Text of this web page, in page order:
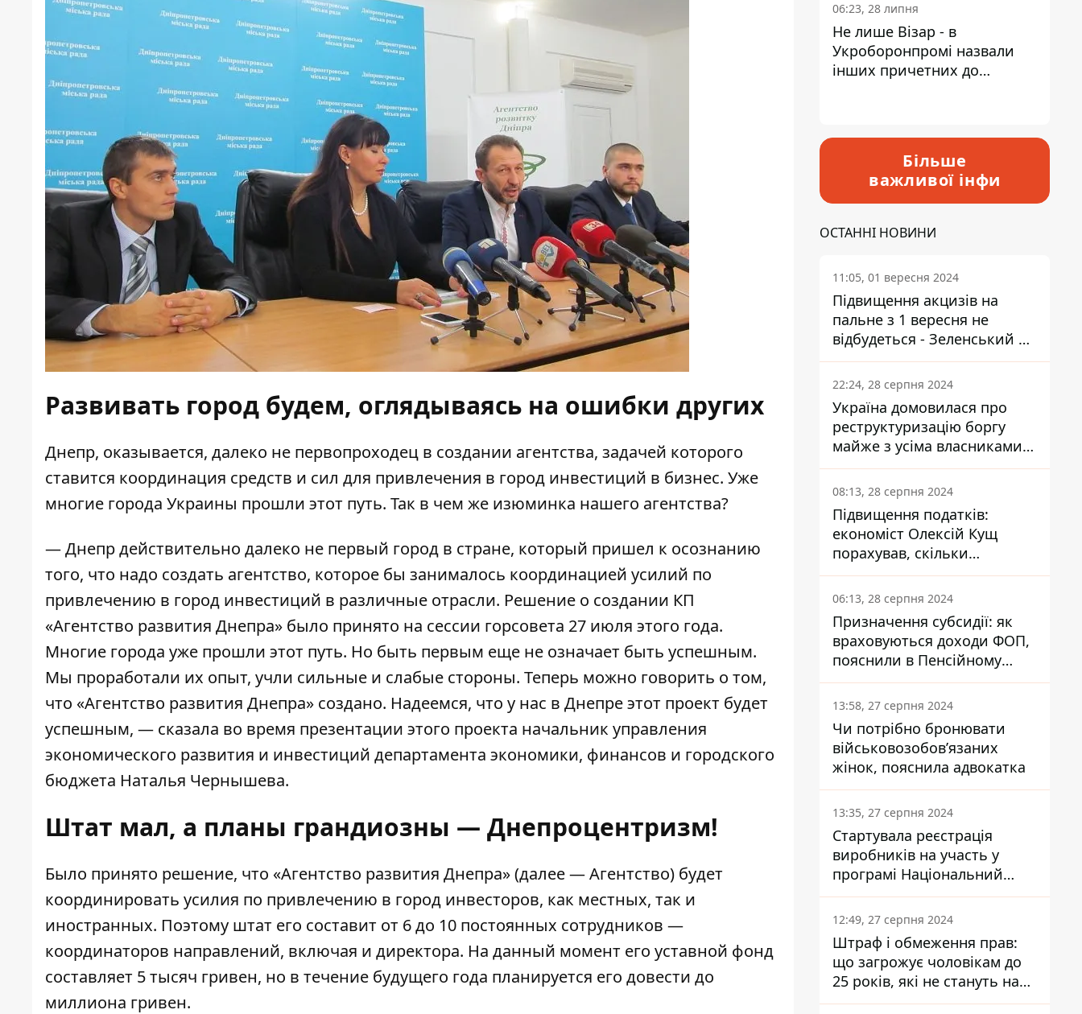
Развивать город будем, оглядываясь на ошибки других
Днепр, оказывается, далеко не первопроходец в создании агентства, задачей которого
ставится координация средств и сил для привлечения в город инвестиций в бизнес. Уже
многие города Украины прошли этот путь. Так в чем же изюминка нашего агентства?
—Днепр действительно далеко не первый город в стране, который пришел к осознанию
того, что надо создать агентство, которое бы занималось координацией усилий по
привлечению в город инвестиций в различные отрасли. Решение о создании КП
«Агентство развития Днепра» было принято на сессии горсовета 27 июля этого года.
Многие города уже прошли этот путь. Но быть первым еще не означает быть успешным.
Мы проработали их опыт, учли сильные и слабые стороны. Теперь можно говорить о том,
что «Агентство развития Днепра» создано. Надеемся, что у нас в Днепре этот проект будет
успешным, — сказала во время презентации этого проекта начальник управления
экономического развития и инвестиций департамента экономики, финансов и городского
бюджета Наталья Чернышева.
Штат мал, а планы грандиозны — Днепроцентризм!
Было принято решение, что «Агентство развития Днепра» (далее — Агентство) будет
координировать усилия по привлечению в город инвесторов, как местных, так и
иностранных. Поэтому штат его составит от 6 до 10 постоянных сотрудников —
координаторов направлений, включая и директора. На данный момент его уставной фонд
составляет 5 тысяч гривен, но в течение будущего года планируется его довести до
миллиона гривен.
06:23, 28 липня
Не лише Візар - в
Укроборонпромі назвали
інших причетних до
Більше
важливої інфи
ОСТАННІ НОВИНИ
11:05, 01 вересня 2024
Підвищення акцизів на
пальне з 1 вересня не
відбудеться - Зеленський не
підписав закон
22:24, 28 серпня 2024
Україна домовилася про
реструктуризацію боргу
майже з усіма власниками
єврооблігацій: що це
означає для країни
08:13, 28 серпня 2024
Підвищення податків:
економіст Олексій Кущ
порахував, скільки
заплатить кожен українець
06:13, 28 серпня 2024
Призначення субсидії: як
враховуються доходи ФОП,
пояснили в Пенсійному
фонді
13:58, 27 серпня 2024
Чи потрібно бронювати
військовозобов’язаних
жінок, пояснила адвокатка
13:35, 27 серпня 2024
Стартувала реєстрація
виробників на участь у
програмі Національний
кешбек: як це зробити
через портал Дія
12:49, 27 серпня 2024
Штраф і обмеження прав:
що загрожує чоловікам до
25 років, які не стануть на
військовий облік